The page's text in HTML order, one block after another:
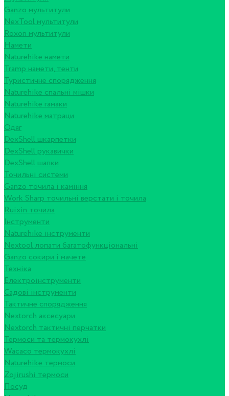
Ganzo мультитули
NexTool мультитули
Roxon мультитули
Намети
Naturehike намети
Tramp намети, тенти
Туристичне спорядження
Naturehike спальні мішки
Naturehike гамаки
Naturehike матраци
Одяг
DexShell шкарпетки
DexShell рукавички
DexShell шапки
Точильні системи
Ganzo точила і каміння
Work Sharp точильні верстати і точила
Ruixin точила
Інструменти
Naturehike інструменти
Nextool лопати багатофункціональні
Ganzo сокири і мачете
Техніка
Електроінструменти
Садові інструменти
Тактичне спорядження
Nextorch аксесуари
Nextorch тактичні перчатки
Термоси та термокухлі
Wacaco термокухлі
Naturehike термоси
Zojirushi термоси
Посуд